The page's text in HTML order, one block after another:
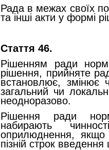
Рада в межах своїх
та інші акти у формі
Стаття 46.
Рішенням ради
рішення, прийняте
встановлює, змінює
загальний чи
неодноразово.
Рішення ради
набирають
оприлюднення,
пізній строк